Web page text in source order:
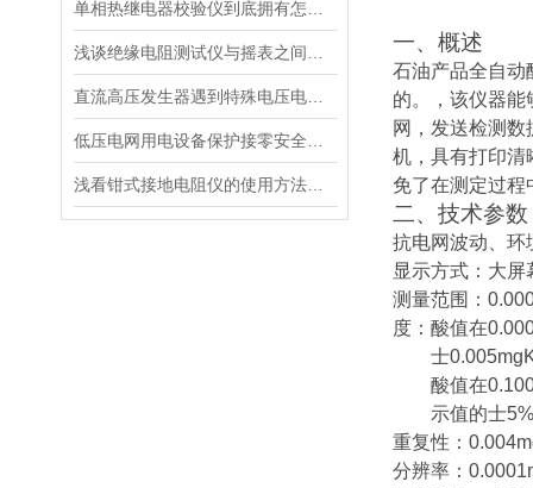
一、概述
石油产品全自动
的。，该仪器
网，发送检测
机，具有打印清
免了在测定过程
二、技术参数
抗电网波动、环
显示方式：大
测量范围：
度：酸值在
士
酸值在
示值的士5%
重复性：
分辨率：